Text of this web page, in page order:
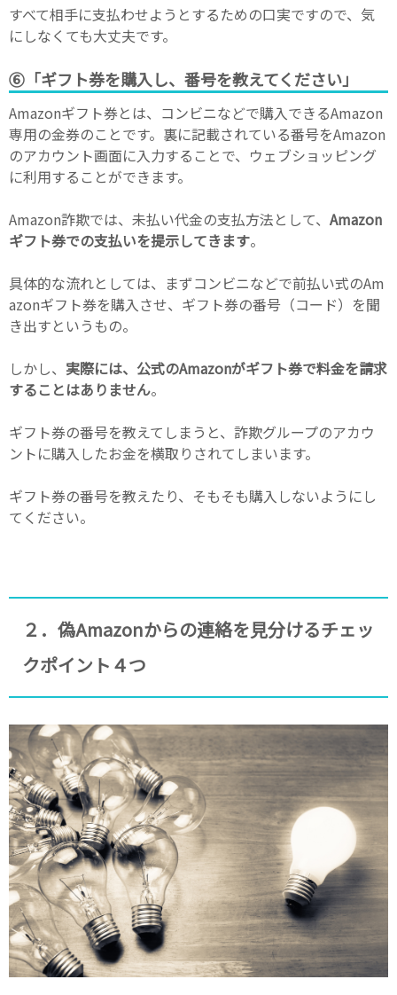
すべて相手に支払わせようとするための口実ですので、気
にしなくても大丈夫です。
⑥「ギフト券を購入し、番号を教えてください」
Amazonギフト券とは、コンビニなどで購入できるAmazon
専用の金券のことです。裏に記載されている番号をAmazon
のアカウント画面に入力することで、ウェブショッピング
に利用することができます。
Amazon詐欺では、未払い代金の支払方法として、 Amazon
ギフト券での支払いを提示してきます。
具体的な流れとしては、まずコンビニなどで前払い式のAm
azonギフト券を購入させ、ギフト券の番号（コード）を聞
き出すというもの。
しかし、 実際には、公式のAmazonがギフト券で料金を請求
することはありません。
ギフト券の番号を教えてしまうと、詐欺グループのアカウ
ントに購入したお金を横取りされてしまいます。
ギフト券の番号を教えたり、そもそも購入しないようにし
てください。
２．偽Amazonからの連絡を見分けるチェッ
クポイント４つ